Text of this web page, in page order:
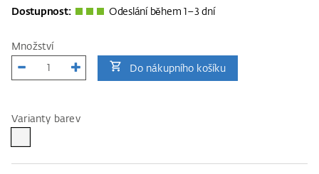
Dostupnost: Odeslání během 1–3 dní
Množství
Do nákupního košíku
Varianty barev